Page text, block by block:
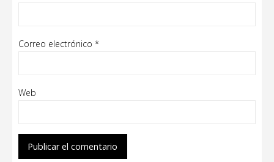
Correo electrónico *
Web